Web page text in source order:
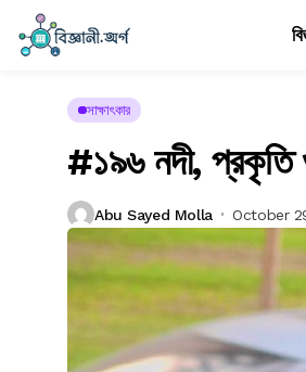
সাক্ষাৎকার
#১৯৬ নদী, প্রকৃতি
Abu Sayed Molla October